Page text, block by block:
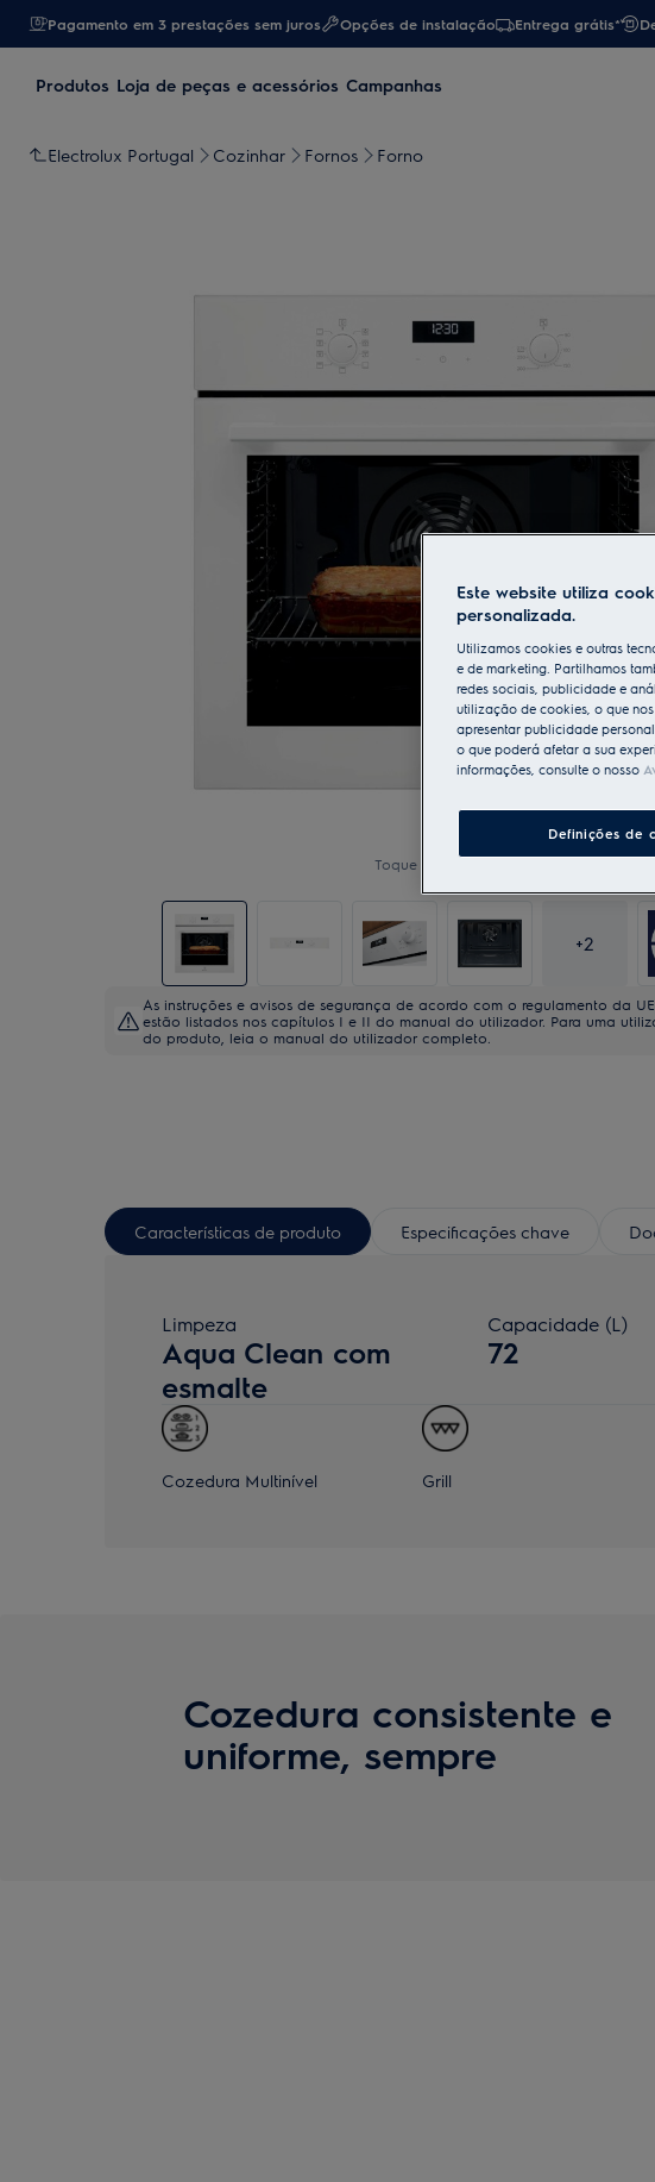
Pagamento em 3 prestações sem juros Opções de instalação Entrega grátis*
Produtos Loja de peças e acessórios Campanhas
Electrolux Portugal Cozinhar Fornos Forno
Toque para ampliar
+2
As instruções e avisos de segurança de acordo com o regulamento da
estão listados nos capítulos I e II do manual do utilizador. Para uma
do produto, leia o manual do utilizador completo.
Características de produto Especificações chave
Limpeza
Aqua Clean com
esmalte
Capacidade (L)
72
Cozedura Multinível Grill
Cozedura consistente e
uniforme, sempre
Este website utiliza
personalizada.
Utilizamos cookies e outras
e de marketing. Partilhamos
redes sociais, publicidade e
utilização de cookies, o que
apresentar publicidade
o que poderá afetar a sua
informações, consulte o nosso
Definições de